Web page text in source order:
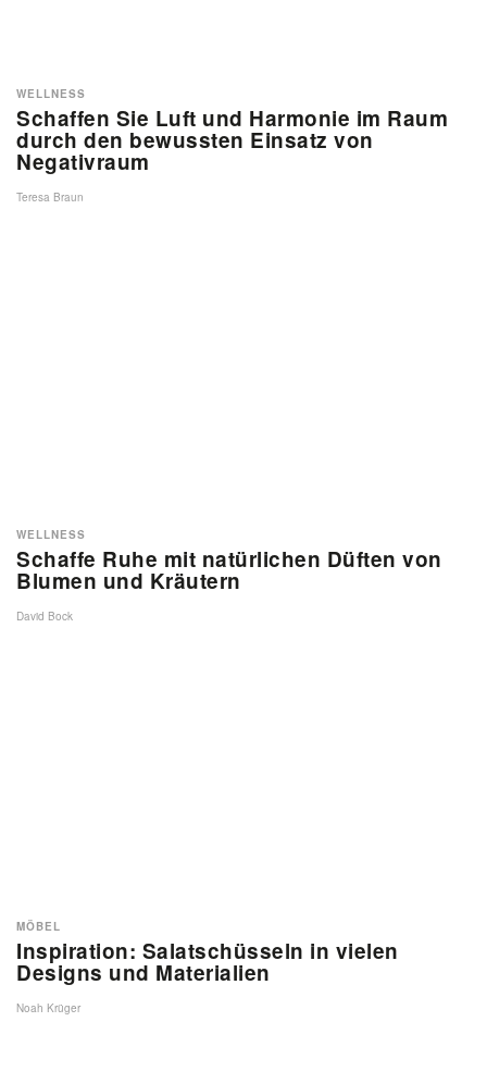
Schaffen Sie Luft und Harmonie im Raum
durch den bewussten Einsatz von
Negativraum
WELLNESS
Teresa Braun
Schaffe Ruhe mit natürlichen Düften von
Blumen und Kräutern
WELLNESS
David Bock
Inspiration: Salatschüsseln in vielen
Designs und Materialien
MÖBEL
Noah Krüger